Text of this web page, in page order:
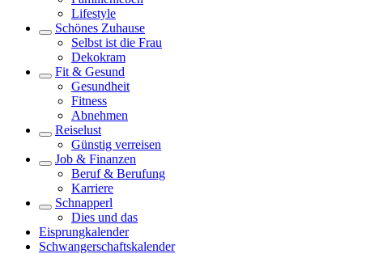
Lifestyle
Schönes Zuhause
Selbst ist die Frau
Dekokram
Fit & Gesund
Gesundheit
Fitness
Abnehmen
Reiselust
Günstig verreisen
Job & Finanzen
Beruf & Berufung
Karriere
Schnapperl
Dies und das
Eisprungkalender
Schwangerschaftskalender